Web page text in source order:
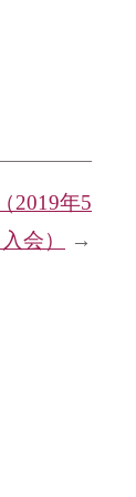
2019年5
会）
→